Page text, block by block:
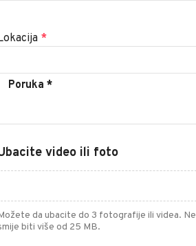
*
video ili foto
da ubacite do 3 fotografije ili videa. Ne
biti više od 25 MB.